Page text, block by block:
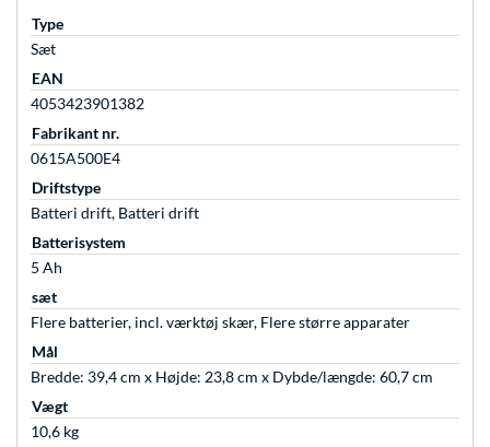
Type
Sæt
EAN
4053423901382
Fabrikant nr.
0615A500E4
Driftstype
Batteri drift, Batteri drift
Batterisystem
5 Ah
sæt
Flere batterier, incl. værktøj skær, Flere større apparater
Mål
Bredde: 39,4 cm x Højde: 23,8 cm x Dybde/længde: 60,7 cm
Vægt
10,6 kg